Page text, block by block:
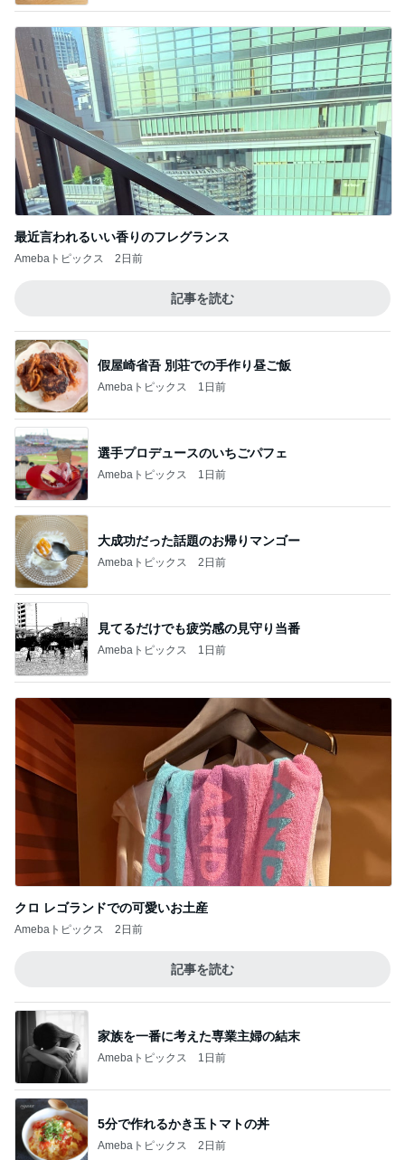
最近言われるいい香りのフレグランス
Amebaトピックス 2日前
記事を読む
假屋崎省吾 別荘での手作り昼ご飯
Amebaトピックス 1日前
選手プロデュースのいちごパフェ
Amebaトピックス 1日前
大成功だった話題のお帰りマンゴー
Amebaトピックス 2日前
見てるだけでも疲労感の見守り当番
Amebaトピックス 1日前
クロ レゴランドでの可愛いお土産
Amebaトピックス 2日前
記事を読む
家族を一番に考えた専業主婦の結末
Amebaトピックス 1日前
5分で作れるかき玉トマトの丼
Amebaトピックス 2日前